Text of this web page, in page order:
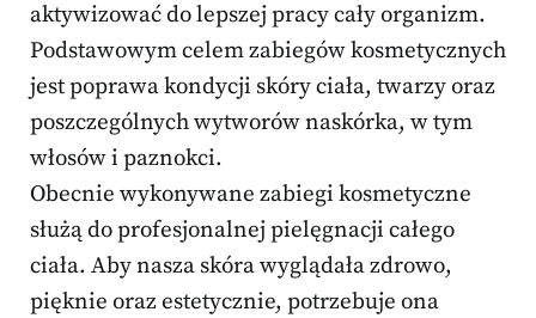
aktywizować do lepszej pracy cały organizm.
Podstawowym celem zabiegów kosmetycznych
jest poprawa kondycji skóry ciała, twarzy oraz
poszczególnych wytworów naskórka, w tym
włosów i paznokci.
Obecnie wykonywane zabiegi kosmetyczne
służą do profesjonalnej pielęgnacji całego
ciała. Aby nasza skóra wyglądała zdrowo,
pięknie oraz estetycznie, potrzebuje ona